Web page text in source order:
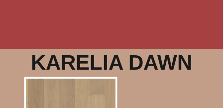
KARELIA DAWN